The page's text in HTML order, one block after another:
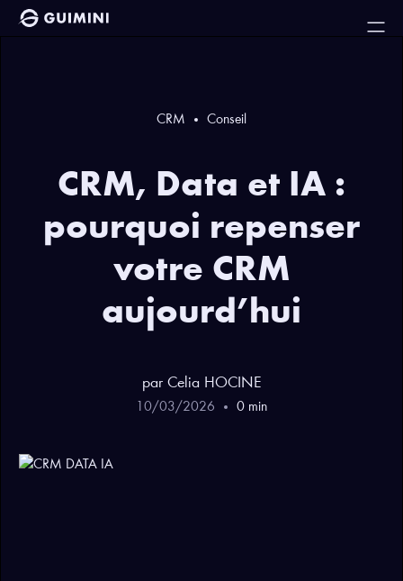
CRM Conseil
CRM, Data et IA :
pourquoi repenser
votre CRM
aujourd’hui
par Celia HOCINE
10/03/2026 0 min